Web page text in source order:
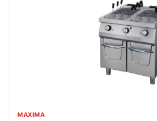
MAXIMA